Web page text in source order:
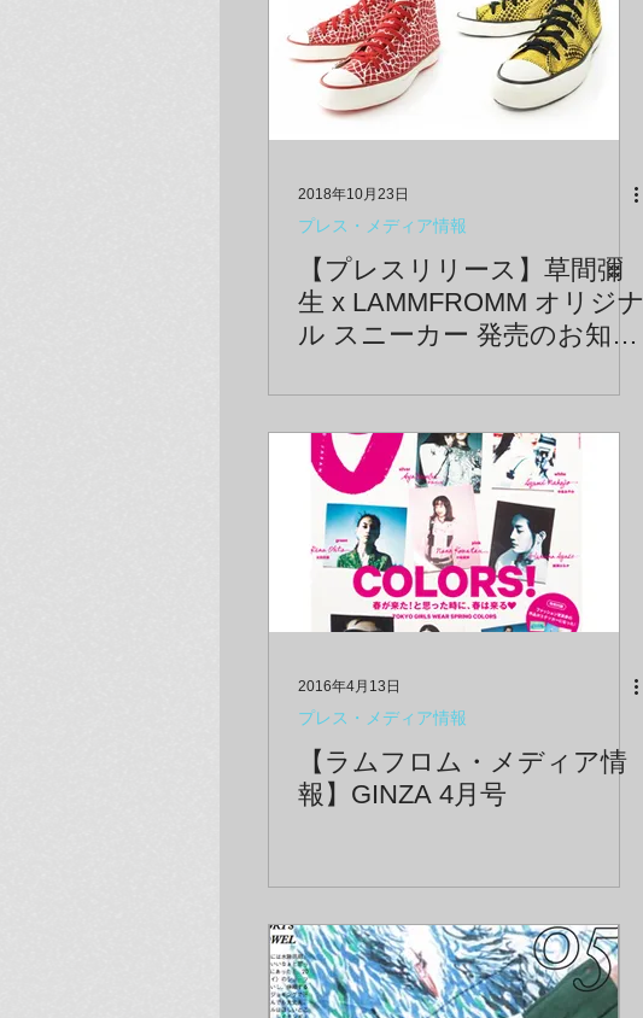
2018年10月23日
プレス・メディア情報
【プレスリリース】草間彌
生 x LAMMFROMM オリジナ
ル スニーカー 発売のお知ら
2016年4月13日
プレス・メディア情報
【ラムフロム・メディア情
報】GINZA 4月号